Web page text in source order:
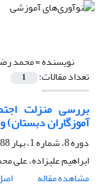
نویسنده =محمد
تعداد مقالات: 1
بررسی منزلت
آموزگاران
دوره 8، شماره 1، بهار 1388، صفحه
ابراهیم علیزاده، علی
مشاهده مقاله